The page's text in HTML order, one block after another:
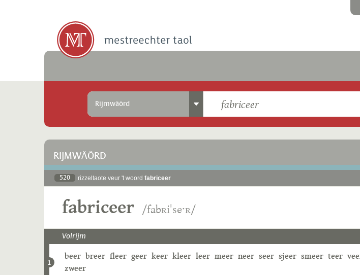
Rijmwäörd
RIJMWÄÖRD
520 rizzeltaote veur 't woord fabriceer
fabriceer /fabʀiˈseˑʀ/
Volrijm
1
beer breer fleer geer keer kleer leer meer neer seer sjeer smeer teer
zweer